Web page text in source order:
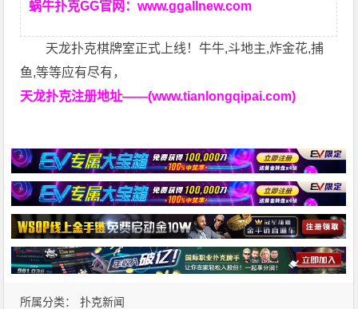
蜗牛扑克GG官网：www.ggallnew.com
天龙扑克棋牌室正式上线！牛牛,斗地主,炸金花,捕
鱼,等等应有尽有，
天龙扑克注册地址——(www.tianlongqipai.com)
所属分类： 扑克新闻